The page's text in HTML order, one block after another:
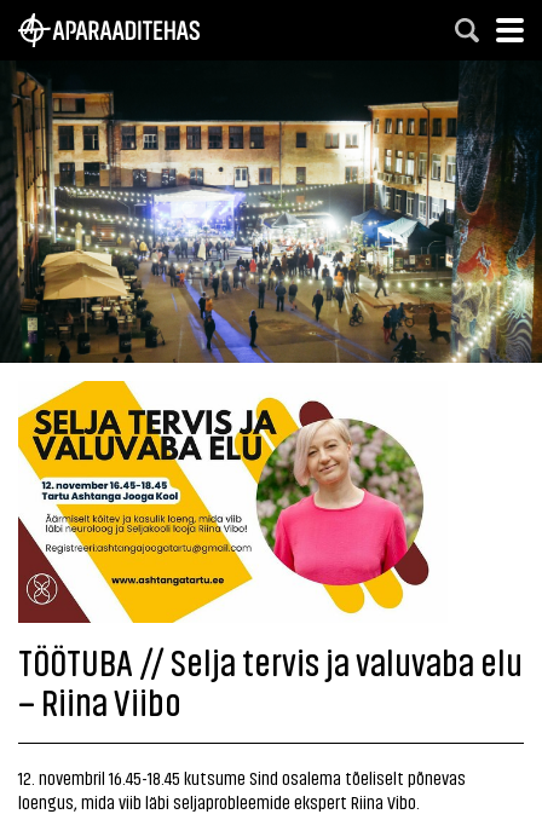
TÖÖTUBA // Selja tervis ja valuvaba elu
– Riina Viibo
12. novembril 16.45-18.45 kutsume Sind osalema tõeliselt põnevas
loengus, mida viib läbi seljaprobleemide ekspert Riina Vibo.